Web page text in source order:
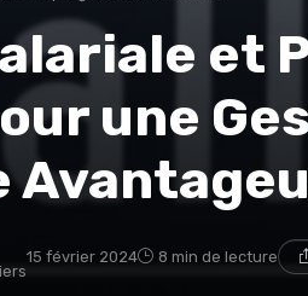
et
une
15 février 2024 8 min de lecture